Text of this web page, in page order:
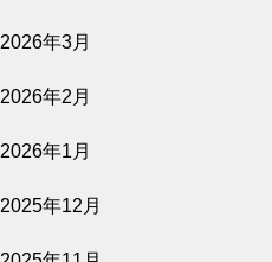
開戦前夜
2026年3月
2026年2月
2026年1月
2025年12月